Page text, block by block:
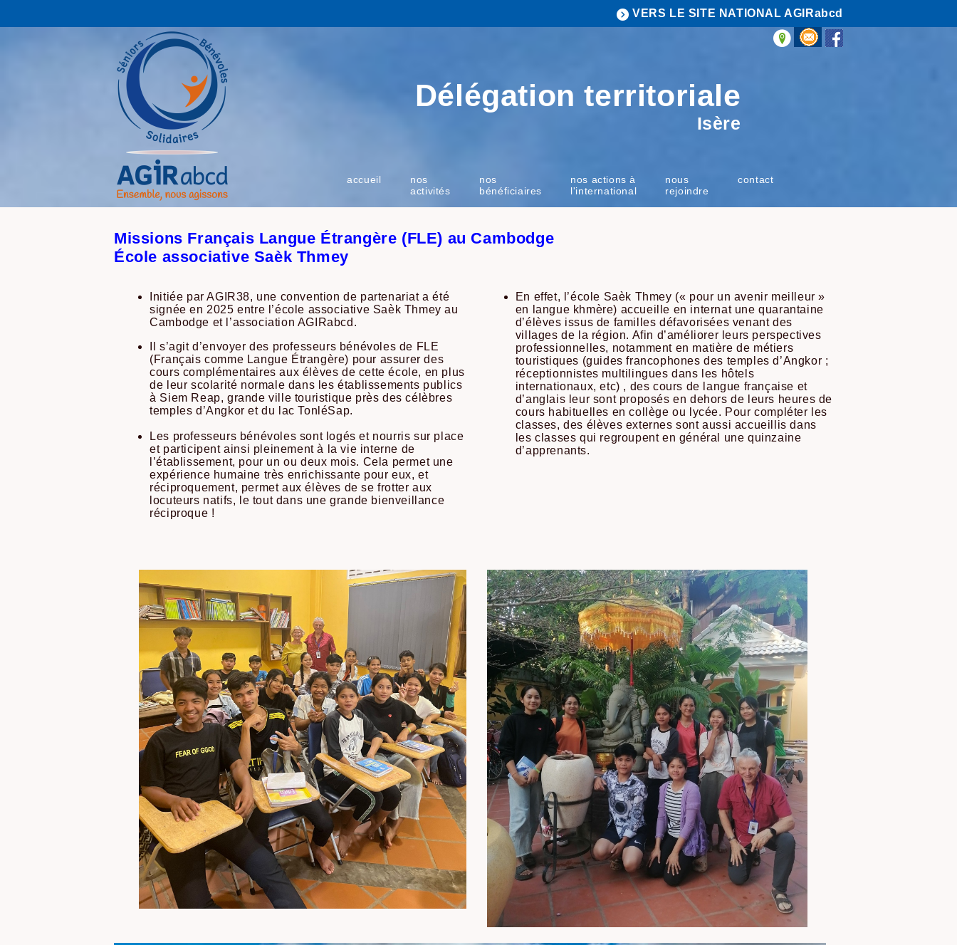
VERS LE SITE NATIONAL AGIRabcd
Délégation territoriale
Isère
accueil
nos
activités
nos
bénéficiaires
nos actions à
l'international
nous
rejoindre
contact
Missions Français Langue Étrangère (FLE) au Cambodge
École associative Saèk Thmey
Initiée par AGIR38, une convention de partenariat a été
signée en 2025 entre l’école associative Saèk Thmey au
Cambodge et l’association AGIRabcd.
Il s’agit d’envoyer des professeurs bénévoles de FLE
(Français comme Langue Étrangère) pour assurer des
cours complémentaires aux élèves de cette école, en plus
de leur scolarité normale dans les établissements publics
à Siem Reap, grande ville touristique près des célèbres
temples d’Angkor et du lac TonléSap.
Les professeurs bénévoles sont logés et nourris sur place
et participent ainsi pleinement à la vie interne de
l’établissement, pour un ou deux mois. Cela permet une
expérience humaine très enrichissante pour eux, et
réciproquement, permet aux élèves de se frotter aux
locuteurs natifs, le tout dans une grande bienveillance
réciproque !
En effet, l’école Saèk Thmey (« pour un avenir meilleur »
en langue khmère) accueille en internat une quarantaine
d’élèves issus de familles défavorisées venant des
villages de la région. Afin d’améliorer leurs perspectives
professionnelles, notamment en matière de métiers
touristiques (guides francophones des temples d’Angkor ;
réceptionnistes multilingues dans les hôtels
internationaux, etc) , des cours de langue française et
d’anglais leur sont proposés en dehors de leurs heures de
cours habituelles en collège ou lycée. Pour compléter les
classes, des élèves externes sont aussi accueillis dans
les classes qui regroupent en général une quinzaine
d’apprenants.